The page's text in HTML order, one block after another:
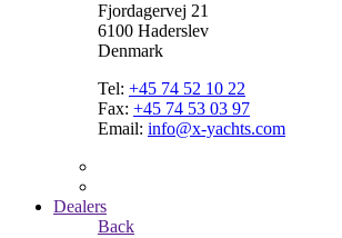
Fjordagervej 21
6100 Haderslev
Denmark
Tel: +45 74 52 10 22
Fax: +45 74 53 03 97
Email: info@x-yachts.com
Dealers
Back